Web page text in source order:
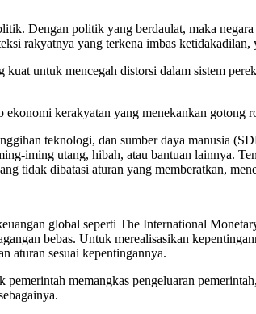
Dengan politik yang berdaulat, maka
rakyatnya yang terkena imbas
untuk mencegah distorsi dalam sistem
kerakyatan yang menekankan gotong
teknologi, dan sumber daya manusia
iming utang, hibah, atau bantuan lainnya.
tidak dibatasi aturan yang memberatkan,
global seperti The International
bebas. Untuk merealisasikan
aturan sesuai kepentingannya.
memangkas pengeluaran